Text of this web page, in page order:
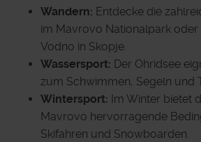
Wandern: Entdecke die
im Mavrovo Nationalpark
Vodno in Skopje.
Wassersport: Der Ohridsee
zum Schwimmen, Segeln und
Wintersport: Im Winter bietet
Mavrovo hervorragende
Skifahren und Snowboarden.